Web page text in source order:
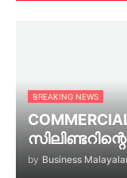
BREAKING NEWS
by Business